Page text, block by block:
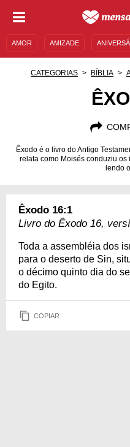
AMOR AMIZADE
CATEGORIAS BÍBLIA
Êxodo é o livro do Antigo
relata como Moisés conduziu os
lendo
Êxodo 16:1
Livro do Êxodo 16,
Toda a assembléia dos
para o deserto de Sin,
o décimo quinto dia do
do Egito.
COPIAR